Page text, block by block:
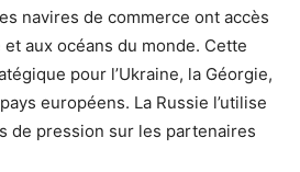
navires de commerce ont accès
aux océans du monde. Cette
pour l’Ukraine, la Géorgie,
européens. La Russie l’utilise
de pression sur les partenaires